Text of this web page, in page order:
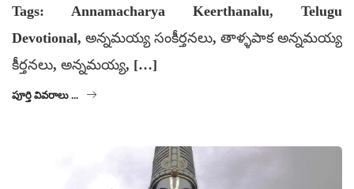
Tags: Annamacharya Keerthanalu, Telugu
Devotional, అన్నమయ్య సంకీర్తనలు, తాళ్ళపాక అన్నమయ్య
కీర్తనలు, అన్నమయ్య, […]
పూర్తి వివరాలు ...